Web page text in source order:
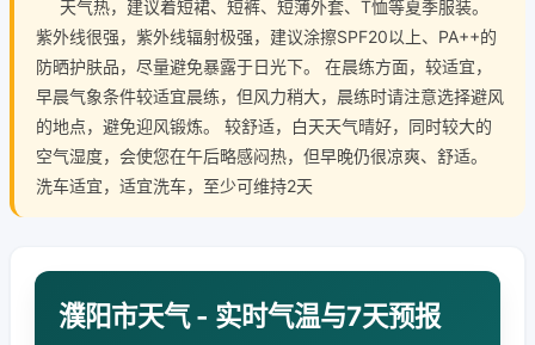
天气热，建议着短裙、短裤、短薄外套、T恤等夏季服装。
紫外线很强，紫外线辐射极强，建议涂擦SPF20以上、PA++的
防晒护肤品，尽量避免暴露于日光下。 在晨练方面，较适宜，
早晨气象条件较适宜晨练，但风力稍大，晨练时请注意选择避风
的地点，避免迎风锻炼。 较舒适，白天天气晴好，同时较大的
空气湿度，会使您在午后略感闷热，但早晚仍很凉爽、舒适。
洗车适宜，适宜洗车，至少可维持2天
濮阳市天气 - 实时气温与7天预报